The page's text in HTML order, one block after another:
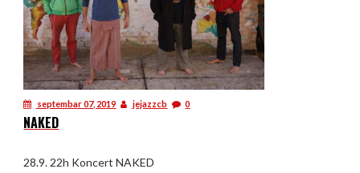
septembar 07, 2019 jejazzcb 0
NAKED
28.9. 22h Koncert NAKED